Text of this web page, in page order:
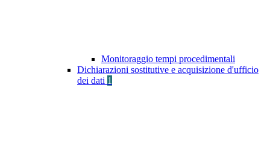
Monitoraggio tempi procedimentali
Dichiarazioni sostitutive e acquisizione d'ufficio
dei dati 1